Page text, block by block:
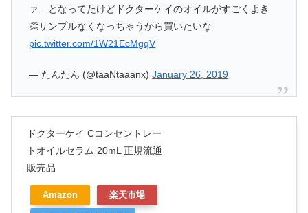
ァ…となってたけどドクターケイのオイルがすごくよき
👏サンプルなくなっちゃうから買いたいな
pic.twitter.com/1W21EcMgqV
— たんたん (@taaNtaaanx)January 26, 2019
ドクターケイ Cコンセントレー
トオイルセラム 20mL 正規流通
販売品
Amazon 楽天市場